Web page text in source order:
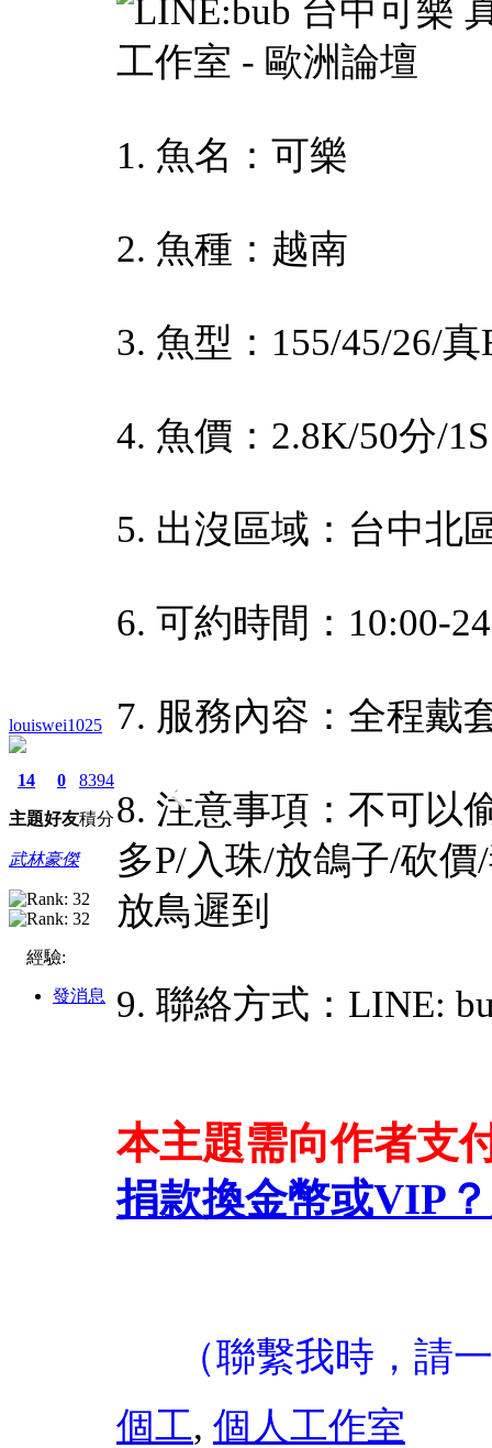
louiswei1025
14
主題
0
好友
8394
積分
武林豪傑
經驗:
發消息
1. 魚名：可樂
2. 魚種：越南
3. 魚型：155/45/26/真
4. 魚價：2.8K/50分/1S
5. 出沒區域：台中北
6. 可約時間：10:00-
7. 服務內容：全程戴
8. 注意事項：不可以
多P/入珠/放鴿子/砍
放鳥遲到
9. 聯絡方式：LINE:
本主題需向作者支
捐款換金幣或VIP？
（聯繫我時，請
個工, 個人工作室